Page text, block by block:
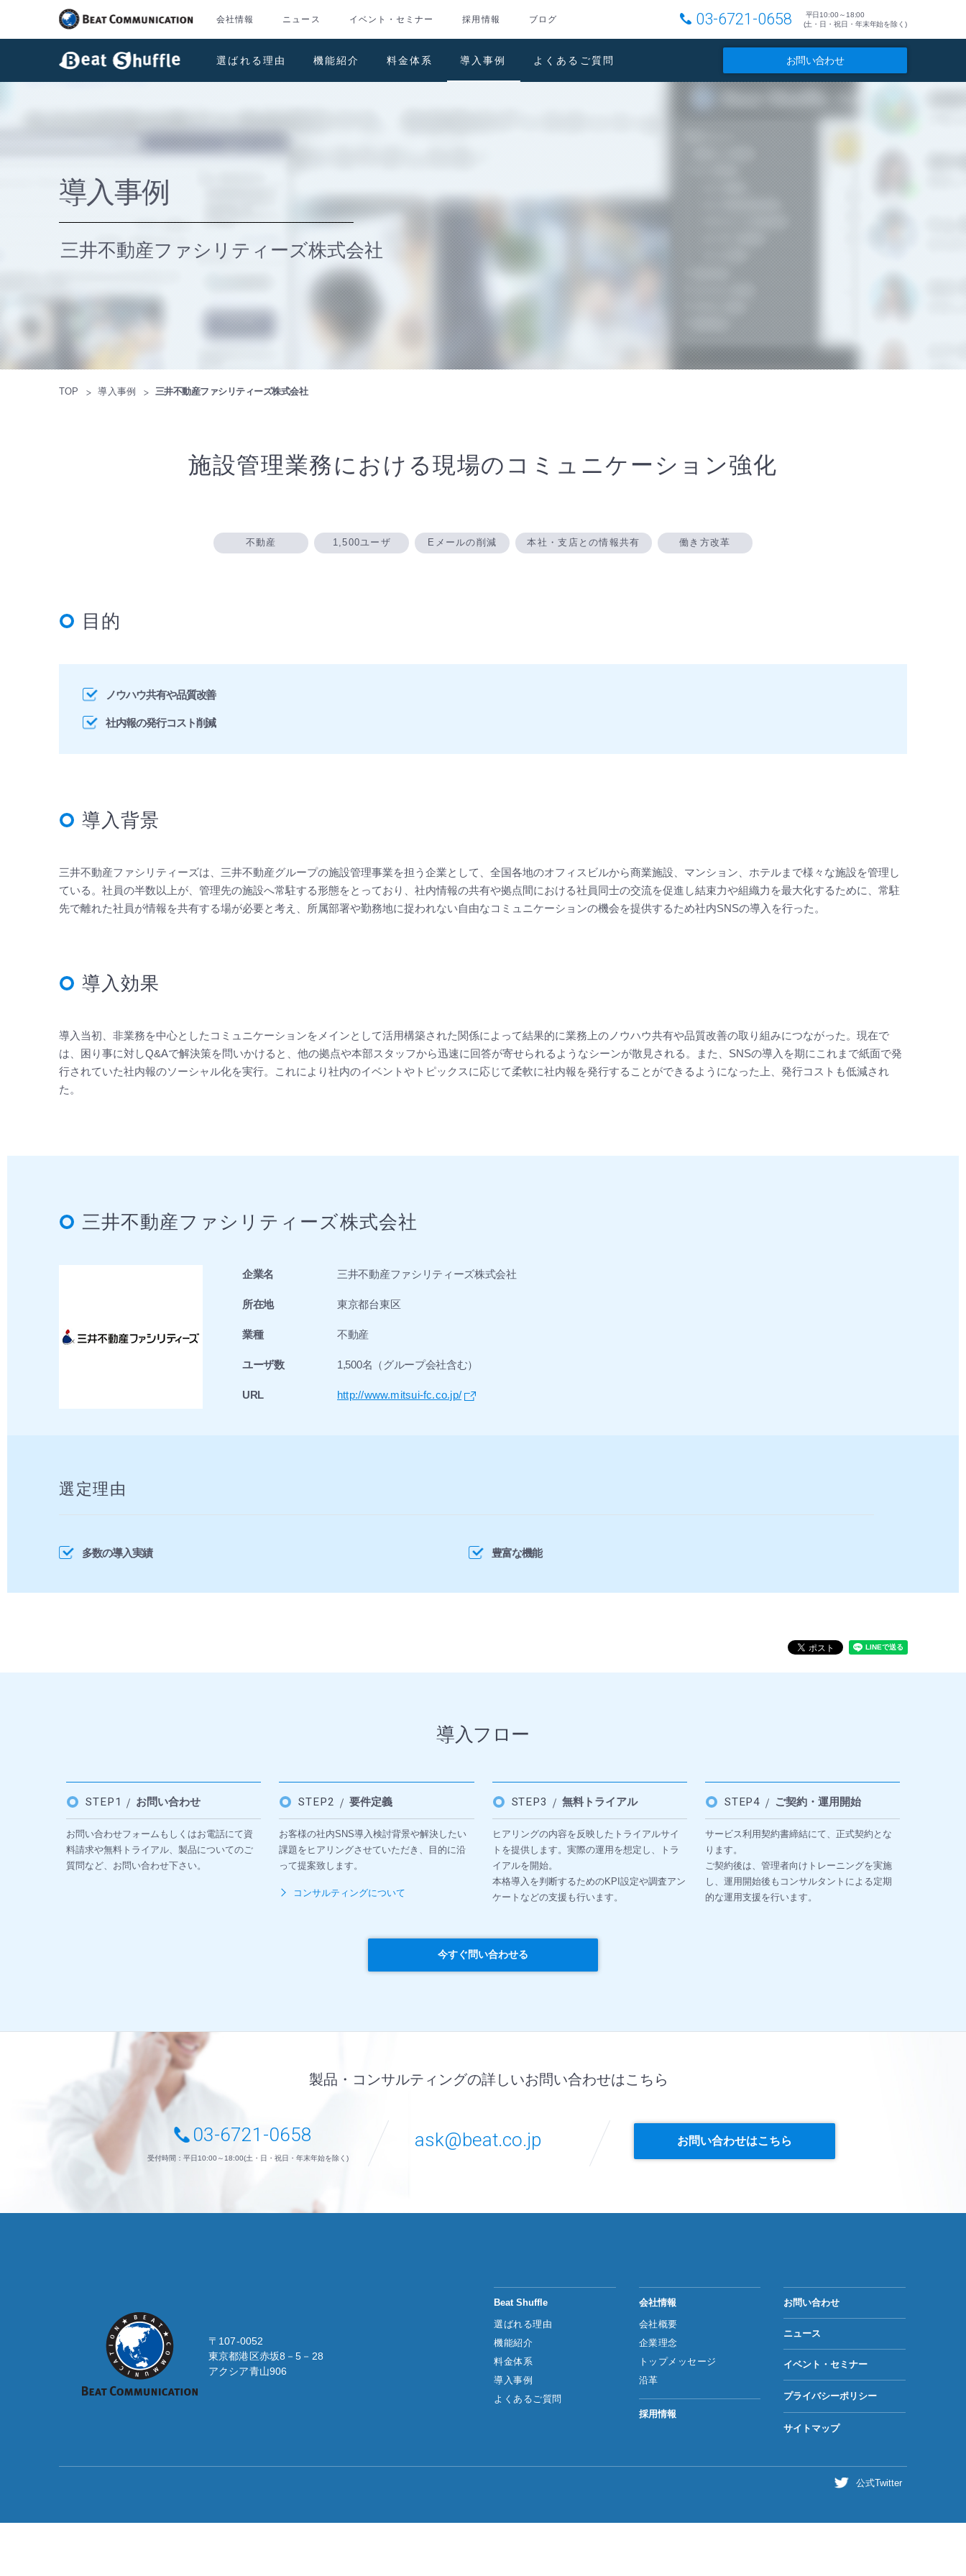
会社情報 ニュース イベント・セミナー 採用情報 ブログ 03-6721-0658
平日10:00～18:00
(土・日・祝日・年末年始を除く)
選ばれる理由 機能紹介 料金体系 導入事例 よくあるご質問 お問い合わせ
導入事例
三井不動産ファシリティーズ株式会社
TOP 導入事例 三井不動産ファシリティーズ株式会社
施設管理業務における現場のコミュニケーション強化
不動産 1,500ユーザ Eメールの削減 本社・支店との情報共有 働き方改革
目的
ノウハウ共有や品質改善
社内報の発行コスト削減
導入背景
三井不動産ファシリティーズは、三井不動産グループの施設管理事業を担う企業として、全国各地のオフィスビルから商業施設、マンション、ホテルまで様々な施設を管理し
ている。社員の半数以上が、管理先の施設へ常駐する形態をとっており、社内情報の共有や拠点間における社員同士の交流を促進し結束力や組織力を最大化するために、常駐
先で離れた社員が情報を共有する場が必要と考え、所属部署や勤務地に捉われない自由なコミュニケーションの機会を提供するため社内SNSの導入を行った。
導入効果
導入当初、非業務を中心としたコミュニケーションをメインとして活用構築された関係によって結果的に業務上のノウハウ共有や品質改善の取り組みにつながった。現在で
は、困り事に対しQ&Aで解決策を問いかけると、他の拠点や本部スタッフから迅速に回答が寄せられるようなシーンが散見される。また、SNSの導入を期にこれまで紙面で発
行されていた社内報のソーシャル化を実行。これにより社内のイベントやトピックスに応じて柔軟に社内報を発行することができるようになった上、発行コストも低減され
た。
三井不動産ファシリティーズ株式会社
企業名 三井不動産ファシリティーズ株式会社
所在地 東京都台東区
業種 不動産
ユーザ数 1,500名（グループ会社含む）
URL http://www.mitsui-fc.co.jp/
選定理由
多数の導入実績 豊富な機能
導入フロー
STEP1 お問い合わせ
お問い合わせフォームもしくはお電話にて資
料請求や無料トライアル、製品についてのご
質問など、お問い合わせ下さい。
STEP2 要件定義
お客様の社内SNS導入検討背景や解決したい
課題をヒアリングさせていただき、目的に沿
って提案致します。
コンサルティングについて
STEP3 無料トライアル
ヒアリングの内容を反映したトライアルサイ
トを提供します。実際の運用を想定し、トラ
イアルを開始。
本格導入を判断するためのKPI設定や調査アン
ケートなどの支援も行います。
STEP4 ご契約・運用開始
サービス利用契約書締結にて、正式契約とな
ります。
ご契約後は、管理者向けトレーニングを実施
し、運用開始後もコンサルタントによる定期
的な運用支援を行います。
今すぐ問い合わせる
製品・コンサルティングの詳しいお問い合わせはこちら
03-6721-0658
受付時間：平日10:00～18:00(土・日・祝日・年末年始を除く)
ask@beat.co.jp お問い合わせはこちら
COMMUNICATION
〒107-0052
東京都港区赤坂8－5－28
アクシア青山906
Beat Shuffle
選ばれる理由
機能紹介
料金体系
導入事例
よくあるご質問
会社情報
会社概要
企業理念
トップメッセージ
沿革
採用情報
お問い合わせ
ニュース
イベント・セミナー
プライバシーポリシー
サイトマップ
公式Twitter